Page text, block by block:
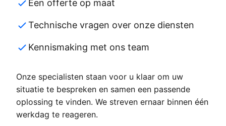
Een offerte op maat
Technische vragen over onze diensten
Kennismaking met ons team
Onze specialisten staan voor u klaar om uw
situatie te bespreken en samen een passende
oplossing te vinden. We streven ernaar binnen één
werkdag te reageren.